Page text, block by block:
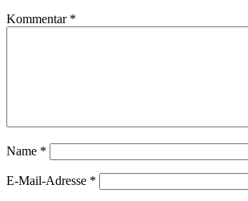
Kommentar *
Name *
E-Mail-Adresse *